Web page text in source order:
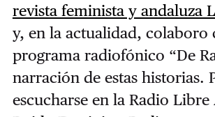
revista feminista y andaluza
y, en la actualidad, colaboro
programa radiofónico “De
narración de estas historias.
escucharse en la Radio